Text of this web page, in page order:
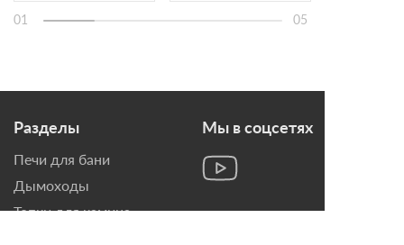
01 05
Разделы
Печи для бани
Дымоходы
Топки для камина
Мы в соцсетях